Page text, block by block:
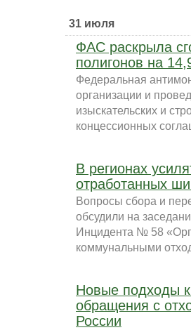
31 июля
ФАС раскрыла
полигонов на
Федеральная
организации и
изыскательских и
концессионных
В регионах
отработанных
Вопросы сбора и
обсудили на
Инцидента № 58
коммунальными
Новые подходы
обращения с
России